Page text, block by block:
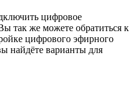
цифровое
же можете обратиться к
цифрового эфирного
найдёте варианты для